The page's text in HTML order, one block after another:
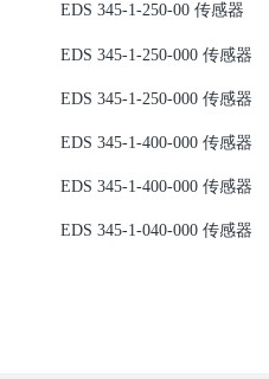
EDS 345-1-250-00 传感器
EDS 345-1-250-000 传感器
EDS 345-1-250-000 传感器
EDS 345-1-400-000 传感器
EDS 345-1-400-000 传感器
EDS 345-1-040-000 传感器